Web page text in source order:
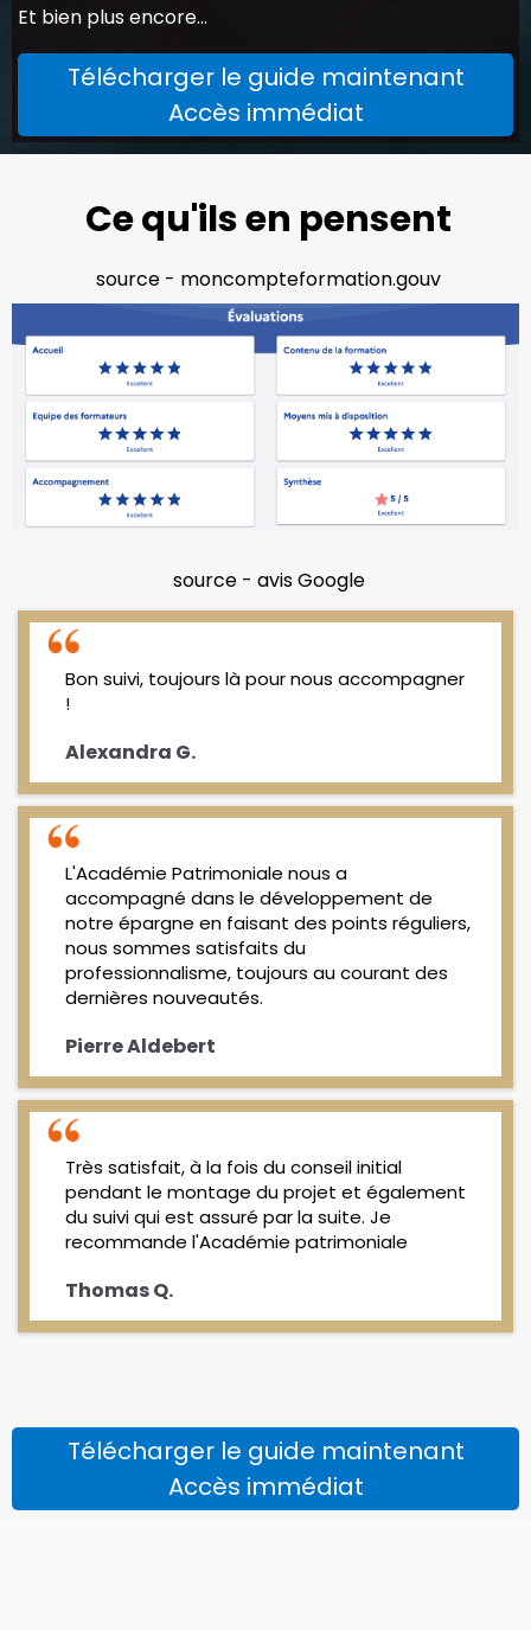
Et bien plus encore...
Télécharger le guide maintenant
Accès immédiat
Ce qu'ils en pensent
source - moncompteformation.gouv
source - avis Google
Bon suivi, toujours là pour nous accompagner
!
Alexandra G.
L'Académie Patrimoniale nous a
accompagné dans le développement de
notre épargne en faisant des points réguliers,
nous sommes satisfaits du
professionnalisme, toujours au courant des
dernières nouveautés.
Pierre Aldebert
Très satisfait, à la fois du conseil initial
pendant le montage du projet et également
du suivi qui est assuré par la suite. Je
recommande l'Académie patrimoniale
Thomas Q.
Télécharger le guide maintenant
Accès immédiat